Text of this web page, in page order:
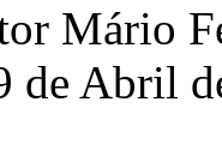
Mário
de Abril